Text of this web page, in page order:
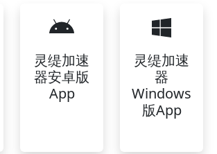
灵缇加速
器安卓版
App
灵缇加速
器
Windows
版App